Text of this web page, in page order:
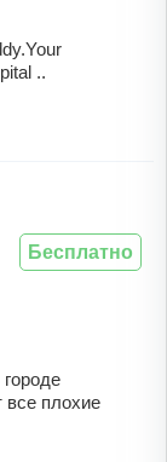
..
все плохие
Бесплатно